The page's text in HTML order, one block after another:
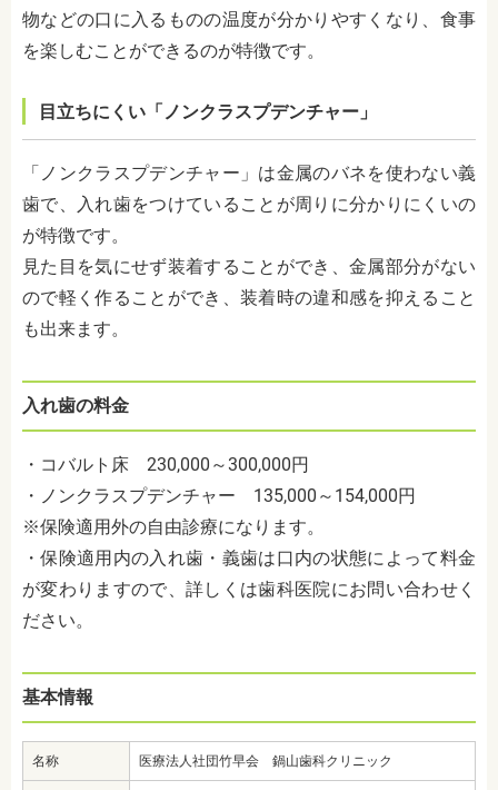
物などの口に入るものの温度が分かりやすくなり、食事
を楽しむことができるのが特徴です。
目立ちにくい「ノンクラスプデンチャー」
「ノンクラスプデンチャー」は金属のバネを使わない義
歯で、入れ歯をつけていることが周りに分かりにくいの
が特徴です。
見た目を気にせず装着することができ、金属部分がない
ので軽く作ることができ、装着時の違和感を抑えること
も出来ます。
入れ歯の料金
・コバルト床 230,000～300,000円
・ノンクラスプデンチャー 135,000～154,000円
※保険適用外の自由診療になります。
・保険適用内の入れ歯・義歯は口内の状態によって料金
が変わりますので、詳しくは歯科医院にお問い合わせく
ださい。
基本情報
名称 医療法人社団竹早会 鍋山歯科クリニック